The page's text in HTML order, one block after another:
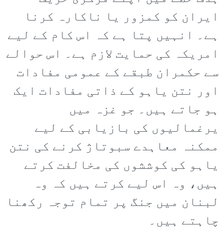
ایران کو کمزور یا ناکارہ کرنا
ہے۔ انہیں پتا ہے کہ اس کام کے لیے
امریکہ کی حمایت لازم ہے۔ اس حوالے
سے حکمران طبقے کے عمومی مفادات
اور نتن یاہو کے ذاتی مفادات ایک
ہو جاتے ہیں۔ جو غزہ میں
یرغمالیوں کی بازیابی کے لیے
ممکنہ معاہدے سبوتاژ کرنے کی نتن
یاہو کی کوششوں کی مخالفت کرتے
ہیں، وہ اس لیے کرتے ہیں کہ وہ
لبنان میں جنگ پر تمام توجہ رکھنا
چاہتے ہیں۔